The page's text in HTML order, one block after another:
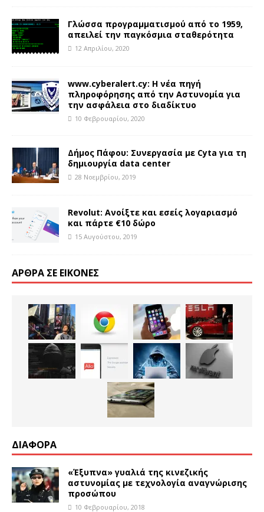
Γλώσσα προγραμματισμού από το 1959,
απειλεί την παγκόσμια σταθερότητα
12 Απριλίου, 2020
www.cyberalert.cy: Η νέα πηγή
πληροφόρησης από την Αστυνομία για
την ασφάλεια στο διαδίκτυο
10 Φεβρουαρίου, 2020
Δήμος Πάφου: Συνεργασία με Cyta για τη
δημιουργία data center
28 Νοεμβρίου, 2019
Revolut: Ανοίξτε και εσείς λογαριασμό
και πάρτε €10 δώρο
15 Αυγούστου, 2019
ΆΡΘΡΑ ΣΕ ΕΙΚΌΝΕΣ
ΔΙΑΦΟΡΑ
«Έξυπνα» γυαλιά της κινεζικής
αστυνομίας με τεχνολογία αναγνώρισης
προσώπου
10 Φεβρουαρίου, 2018